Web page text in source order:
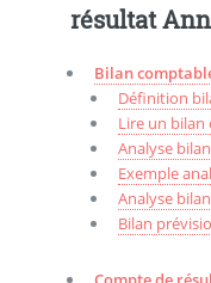
résultat
Bilan
Définition
Lire un
Analyse
Exemple
Analyse
Bilan